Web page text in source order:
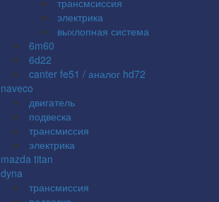
электрика
выхлопная система
6m60
6d22
canter fe51 / аналог hd72
naveco
двигатель
подвеска
трансмиссия
электрика
mazda titan
dyna
трансмиссия